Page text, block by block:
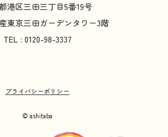
港区三田三丁目5番19号
東京三田ガーデンタワー3階
TEL : 0120-98-3337
プライバシーポリシー
© ashitaba